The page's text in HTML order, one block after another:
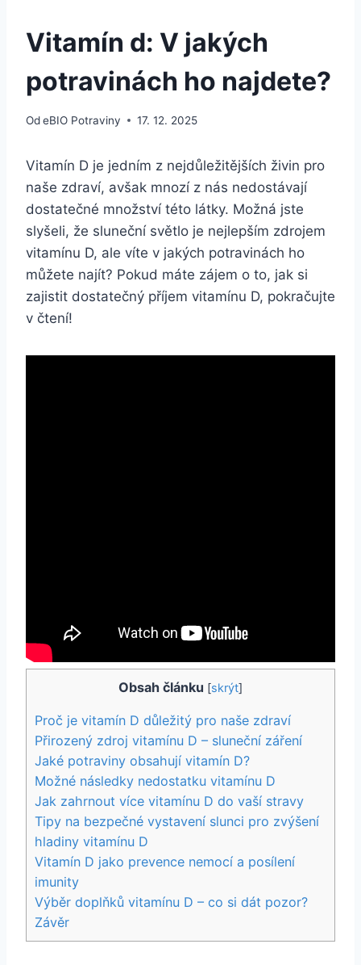
Vitamín d: V jakých
potravinách ho najdete?
OdeBIO Potraviny 17. 12. 2025
Vitamín D je jedním z nejdůležitějších živin pro
naše zdraví, avšak mnozí z nás nedostávají
dostatečné množství této látky. Možná jste
slyšeli, že sluneční světlo je nejlepším zdrojem
vitamínu D, ale víte v jakých potravinách ho
můžete najít? Pokud máte zájem o to, jak si
zajistit dostatečný příjem vitamínu D, pokračujte
v čtení!
Obsah článku [skrýt]
Proč je vitamín D důležitý pro naše zdraví
Přirozený zdroj vitamínu D – sluneční záření
Jaké potraviny obsahují vitamín D?
Možné následky nedostatku vitamínu D
Jak zahrnout více vitamínu D do vaší stravy
Tipy na bezpečné vystavení slunci pro zvýšení
hladiny vitamínu D
Vitamín D jako prevence nemocí a posílení
imunity
Výběr doplňků vitamínu D – co si dát pozor?
Závěr